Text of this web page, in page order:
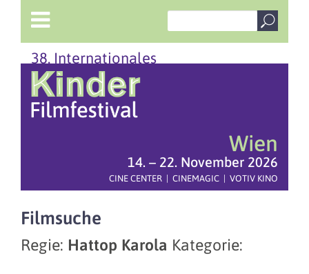
38. Internationales
Wien
14. – 22. November 2026
CINE CENTER | CINEMAGIC | VOTIV KINO
Filmsuche
Regie: Hattop Karola Kategorie: